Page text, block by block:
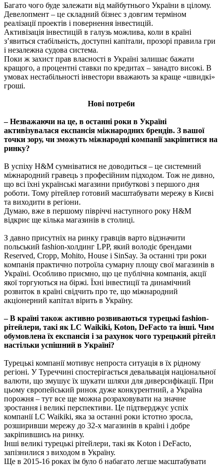
Багато чого буде залежати від майбутнього України в цілому.
Девелопмент – це складний бізнес з довгим терміном
реалізації проектів і повернення інвестицій.
Активізація інвестицій в галузь можлива, коли в країні
з’явиться стабільність, доступні капітали, прозорі правила гри
і незалежна судова система.
Поки ж захист прав власності в Україні залишає бажати
кращого, а процентні ставки по кредитах – занадто високі. В
умовах нестабільності інвестори вважають за краще «швидкі»
гроші.
Нові потреби
– Незважаючи на це, в останні роки в Україні
активізувалася експансія міжнародних брендів. З вашої
точки зору, чи зможуть міжнародні компанії закріпитися на
ринку?
В успіху H&M сумніватися не доводиться – це системний
міжнародний гравець з професійним підходом. Тож не дивно,
що всі їхні українські магазини прибуткові з першого дня
роботи. Тому рітейлер готовий масштабувати мережу в Києві
та виходити в регіони.
Думаю, вже в першому півріччі наступного року H&M
відкриє ще кілька магазинів в столиці.
З давно присутніх на ринку гравців варто відзначити
польський fashion-холдинг LPP, який володіє брендами
Reserved, Cropp, Mohito, House і SinSay. За останні три роки
компанія практично потроїла сумарну площу свої магазинів в
Україні. Особливо приємно, що це публічна компанія, акції
якої торгуються на біржі. Їхні інвестиції та динамічний
розвиток в країні свідчить про те, що міжнародний
акціонерний капітал вірить в Україну.
– В країні також активно розвиваються турецькі fashion-
рітейлери, такі як LC Waikiki, Koton, DeFacto та інші. Чим
обумовлена їх експансія і за рахунок чого турецький рітейл
настільки успішний в Україні?
Турецькі компанії мотивує непроста ситуація в їх рідному
регіоні. У Туреччині спостерігається девальвація національної
валюти, що змушує їх шукати шляхи для диверсифікації. При
цьому європейський ринок дуже конкурентний, а Україна
порожня – тут все ще можна розраховувати на значне
зростання і великі перспективи. Це підтверджує успіх
компанії LC Waikiki, яка за останні роки істотно зросла,
розширивши мережу до 32-х магазинів в країні і добре
закріпившись на ринку.
Інші великі турецькі рітейлери, такі як Koton і DeFacto,
запізнилися з виходом в Україну.
Ще в 2015-16 роках їм було б набагато легше масштабувати